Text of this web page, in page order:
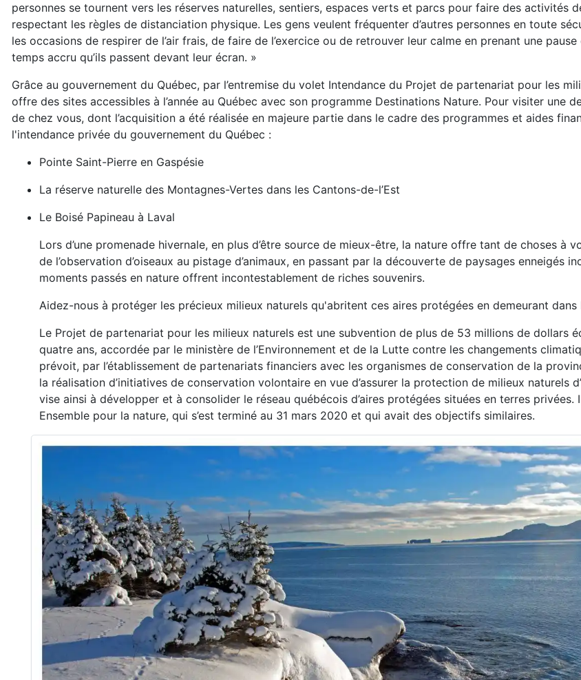
personnes se tournent vers les réserves naturelles, sentiers, espaces verts et parcs pour faire des activités
respectant les règles de distanciation physique. Les gens veulent fréquenter d’autres personnes en toute
les occasions de respirer de l’air frais, de faire de l’exercice ou de retrouver leur calme en prenant une
temps accru qu’ils passent devant leur écran. »
Grâce au gouvernement du Québec, par l’entremise du volet Intendance du Projet de partenariat pour les
offre des sites accessibles à l’année au Québec avec son programme Destinations Nature. Pour visiter une
de chez vous, dont l’acquisition a été réalisée en majeure partie dans le cadre des programmes et aides
l'intendance privée du gouvernement du Québec :
Pointe Saint-Pierre en Gaspésie
La réserve naturelle des Montagnes-Vertes dans les Cantons-de-l’Est
Le Boisé Papineau à Laval
Lors d’une promenade hivernale, en plus d’être source de mieux-être, la nature offre tant de choses à
de l’observation d’oiseaux au pistage d’animaux, en passant par la découverte de paysages enneigés
moments passés en nature offrent incontestablement de riches souvenirs.
Aidez-nous à protéger les précieux milieux naturels qu'abritent ces aires protégées en demeurant dans
Le Projet de partenariat pour les milieux naturels est une subvention de plus de 53 millions de dollars
quatre ans, accordée par le ministère de l’Environnement et de la Lutte contre les changements
prévoit, par l’établissement de partenariats financiers avec les organismes de conservation de la
la réalisation d’initiatives de conservation volontaire en vue d’assurer la protection de milieux naturels
vise ainsi à développer et à consolider le réseau québécois d’aires protégées situées en terres
Ensemble pour la nature, qui s’est terminé au 31 mars 2020 et qui avait des objectifs similaires.